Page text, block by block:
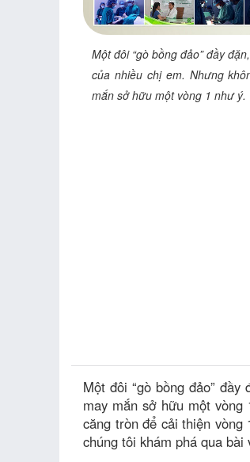
Một đôi “gò bồng đảo” đầy
của nhiều chị em. Nhưng
mắn sở hữu một vòng 1 như ý.
Một đôi “gò bồng đảo”
may mắn sở hữu một
căng tròn để cải thiện
chúng tôi khám phá qua bài